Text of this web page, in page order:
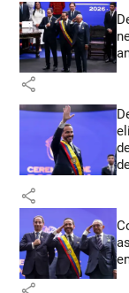
share
share